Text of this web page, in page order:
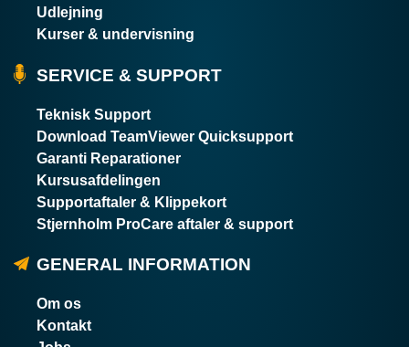
Udlejning
Kurser & undervisning
SERVICE & SUPPORT
Teknisk Support
Download TeamViewer Quicksupport
Garanti Reparationer
Kursusafdelingen
Supportaftaler & Klippekort
Stjernholm ProCare aftaler & support
GENERAL INFORMATION
Om os
Kontakt